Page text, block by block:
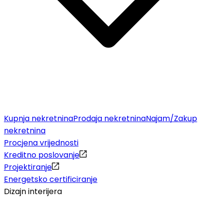
Kupnja nekretninaProdaja nekretninaNajam/Zakup
nekretnina
Procjena vrijednosti
Kreditno poslovanje
Projektiranje
Energetsko certificiranje
Dizajn interijera